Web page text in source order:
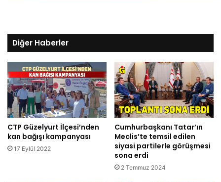
Diğer Haberler
CTP Güzelyurt İlçesi’nden
kan bağışı kampanyası
17 Eylül 2022
Cumhurbaşkanı Tatar’ın
Meclis’te temsil edilen
siyasi partilerle görüşmesi
sona erdi
2 Temmuz 2024